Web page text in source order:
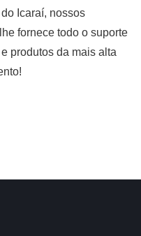
Icaraí, nossos
fornece todo o suporte
produtos da mais alta